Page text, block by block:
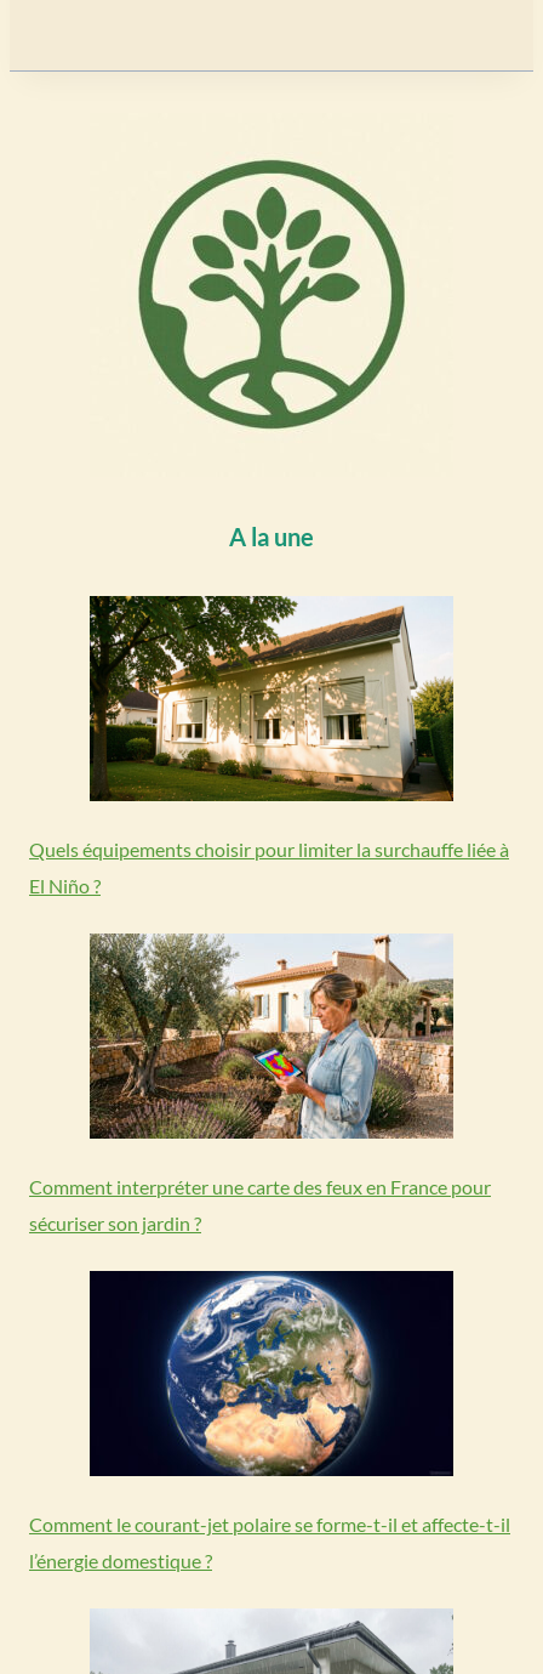
A la une
Quels équipements choisir pour limiter la surchauffe liée à
El Niño ?
Comment interpréter une carte des feux en France pour
sécuriser son jardin ?
Comment le courant-jet polaire se forme-t-il et affecte-t-il
l’énergie domestique ?